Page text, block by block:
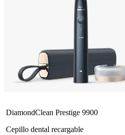
DiamondClean Prestige 9900
Cepillo dental recargable